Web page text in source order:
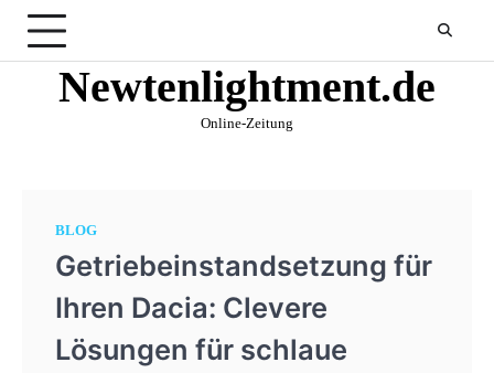
Skip
content Newtenlightment.de
Online-Zeitung
BLOG
Getriebeinstandsetzung für
Ihren Dacia: Clevere
Lösungen für schlaue